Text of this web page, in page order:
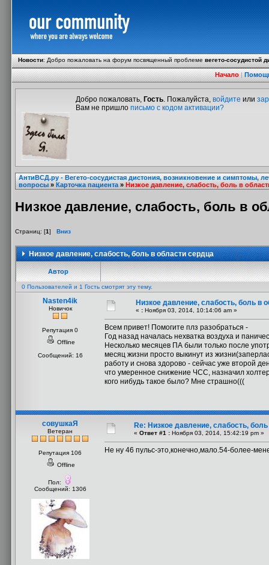
Новости:Добро пожаловать на форум посвященный проблемевегето-сосудистой
Начало|
Добро пожаловать, Гость. Пожалуйста, войдите или
Вам не пришло письмо с кодом активации?
АнтиВСД.ру - Вегето-сосудистая дистония, возникновение и симптомы,
вопросы»Карточка пациента»Низкое давление, слабость, боль в
Низкое давление, слабость, боль в
Страниц: [1] Вниз
Низкое давление, слабость, боль в области сердца
Автор
0 Пользователей и 1 Гость смотрят эту тему.
Nasten4ik
Новичок
Репутация 0
Offline
Сообщений: 16
Низкое давление, слабость, боль в
« : Ноября 03, 2014, 10:14:06 am »
Всем привет! Помогите плз разобраться -
Год назад началась нехватка воздуха и
Несколько месяцев ПА были только после
месяц жизни просто выкинут из
работу и снова здорово - сейчас уже второй
что умеренное снижение ЧСС, назначил
кого нибудь такое было? Мне страшно(((
совушкаЯ
Ветеран
Репутация 106
Offline
Пол:
Сообщений: 1306
Re: Низкое давление, слабость,
« Ответ #1 : Ноября 03, 2014, 15:42:19 pm »
Не ну 46 пульс-это,конечно,мало.54-более-